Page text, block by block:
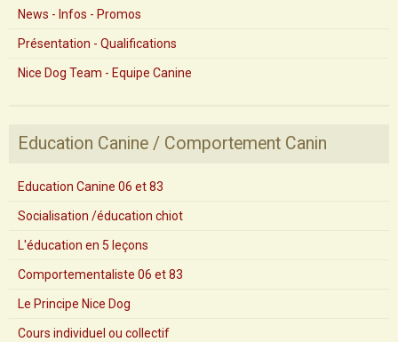
News - Infos - Promos
Présentation - Qualifications
Nice Dog Team - Equipe Canine
Education Canine / Comportement Canin
Education Canine 06 et 83
Socialisation /éducation chiot
L'éducation en 5 leçons
Comportementaliste 06 et 83
Le Principe Nice Dog
Cours individuel ou collectif